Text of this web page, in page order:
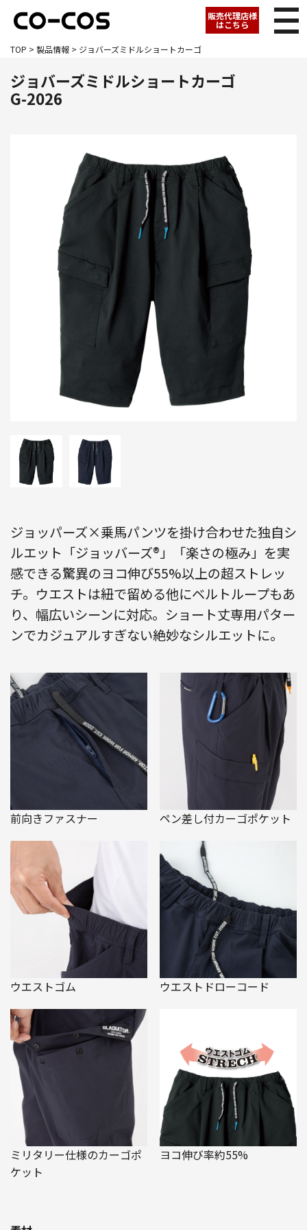
販売代理店様
はこちら
TOP > 製品情報 > ジョバーズミドルショートカーゴ
ジョバーズミドルショートカーゴ
G-2026
ジョッパーズ×乗馬パンツを掛け合わせた独自シ
ルエット「ジョッバーズ®」「楽さの極み」を実
感できる驚異のヨコ伸び55%以上の超ストレッ
チ。ウエストは紐で留める他にベルトループもあ
り、幅広いシーンに対応。ショート丈専用パター
ンでカジュアルすぎない絶妙なシルエットに。
前向きファスナー ペン差し付カーゴポケット
ウエストゴム ウエストドローコード
ミリタリー仕様のカーゴポ
ケット
ヨコ伸び率約55%